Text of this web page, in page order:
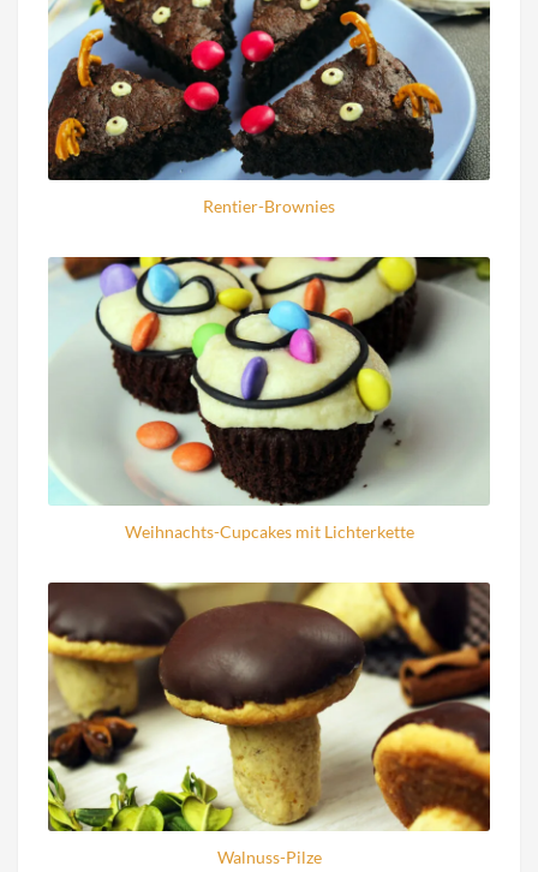
Rentier-Brownies
Weihnachts-Cupcakes mit Lichterkette
Walnuss-Pilze